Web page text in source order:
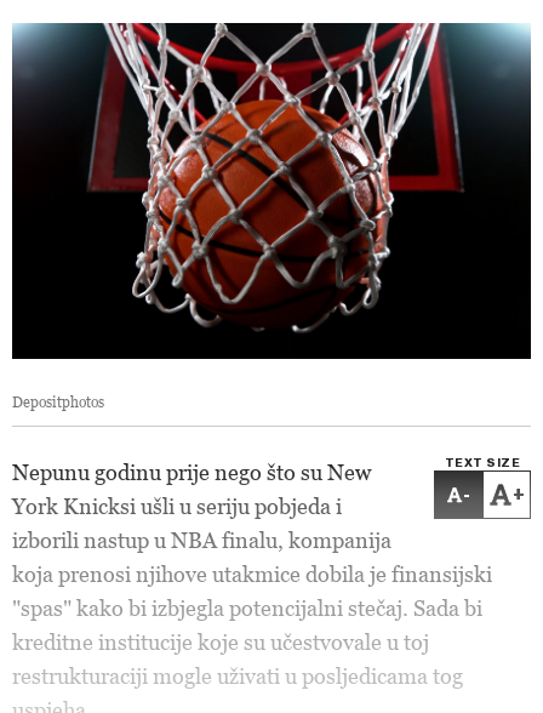
Depositphotos
TEXT SIZE
- +
Nepunu godinu prije nego što su New
York Knicksi ušli u seriju pobjeda i
izborili nastup u NBA finalu, kompanija
koja prenosi njihove utakmice dobila je finansijski
"spas" kako bi izbjegla potencijalni stečaj. Sada bi
kreditne institucije koje su učestvovale u toj
restrukturaciji mogle uživati u posljedicama tog